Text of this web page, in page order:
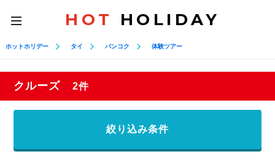
toggle
navigation
HOT HOLIDAY
ホットホリデー タイ バンコク 体験ツアー
クルーズ 2件
絞り込み条件